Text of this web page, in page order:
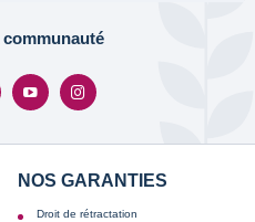
communauté
NOS GARANTIES
Droit de rétractation